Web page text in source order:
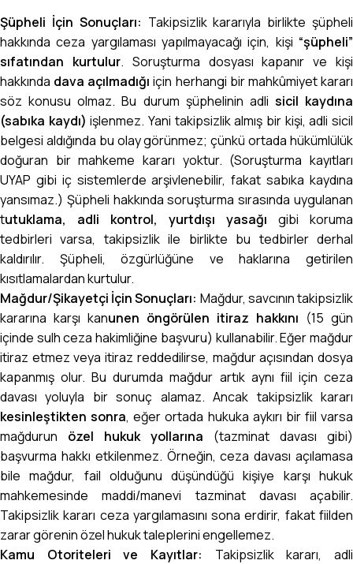
Şüpheli İçin Sonuçları: Takipsizlik kararıyla birlikte şüpheli
hakkında ceza yargılaması yapılmayacağı için, kişi “şüpheli”
sıfatından kurtulur. Soruşturma dosyası kapanır ve kişi
hakkında dava açılmadığı için herhangi bir mahkûmiyet kararı
söz konusu olmaz. Bu durum şüphelinin adli sicil kaydına
(sabıka kaydı) işlenmez. Yani takipsizlik almış bir kişi, adli sicil
belgesi aldığında bu olay görünmez; çünkü ortada hükümlülük
doğuran bir mahkeme kararı yoktur. (Soruşturma kayıtları
UYAP gibi iç sistemlerde arşivlenebilir, fakat sabıka kaydına
yansımaz.) Şüpheli hakkında soruşturma sırasında uygulanan
tutuklama, adli kontrol, yurtdışı yasağı gibi koruma
tedbirleri varsa, takipsizlik ile birlikte bu tedbirler derhal
kaldırılır. Şüpheli, özgürlüğüne ve haklarına getirilen
kısıtlamalardan kurtulur.
Mağdur/Şikayetçi İçin Sonuçları: Mağdur, savcının takipsizlik
kararına karşı kanunen öngörülen itiraz hakkını (15 gün
içinde sulh ceza hakimliğine başvuru) kullanabilir. Eğer mağdur
itiraz etmez veya itiraz reddedilirse, mağdur açısından dosya
kapanmış olur. Bu durumda mağdur artık aynı fiil için ceza
davası yoluyla bir sonuç alamaz. Ancak takipsizlik kararı
kesinleştikten sonra, eğer ortada hukuka aykırı bir fiil varsa
mağdurun özel hukuk yollarına (tazminat davası gibi)
başvurma hakkı etkilenmez. Örneğin, ceza davası açılamasa
bile mağdur, fail olduğunu düşündüğü kişiye karşı hukuk
mahkemesinde maddi/manevi tazminat davası açabilir.
Takipsizlik kararı ceza yargılamasını sona erdirir, fakat fiilden
zarar görenin özel hukuk taleplerini engellemez.
Kamu Otoriteleri ve Kayıtlar: Takipsizlik kararı, adli